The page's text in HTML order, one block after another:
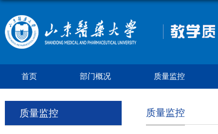
首页 部门概况 质量监控
质量监控 质量监控